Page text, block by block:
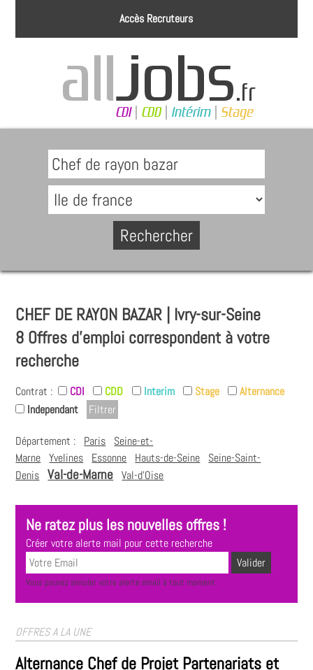
Accès Recruteurs
CHEF DE RAYON BAZAR | Ivry-sur-Seine
8 Offres d'emploi correspondent à votre
recherche
Contrat : CDI CDD Interim Stage
Alternance
Independant
Département : Paris
Seine-et-
Marne Yvelines Essonne Hauts-de-Seine
Seine-Saint-
Denis Val-de-Marne Val-d'Oise
Ne ratez plus les nouvelles offres !
Créer votre alerte mail pour cette recherche
Vous pouvez annuler votre alerte email à tout moment.
OFFRES A LA UNE
Alternance Chef de Projet Partenariats et